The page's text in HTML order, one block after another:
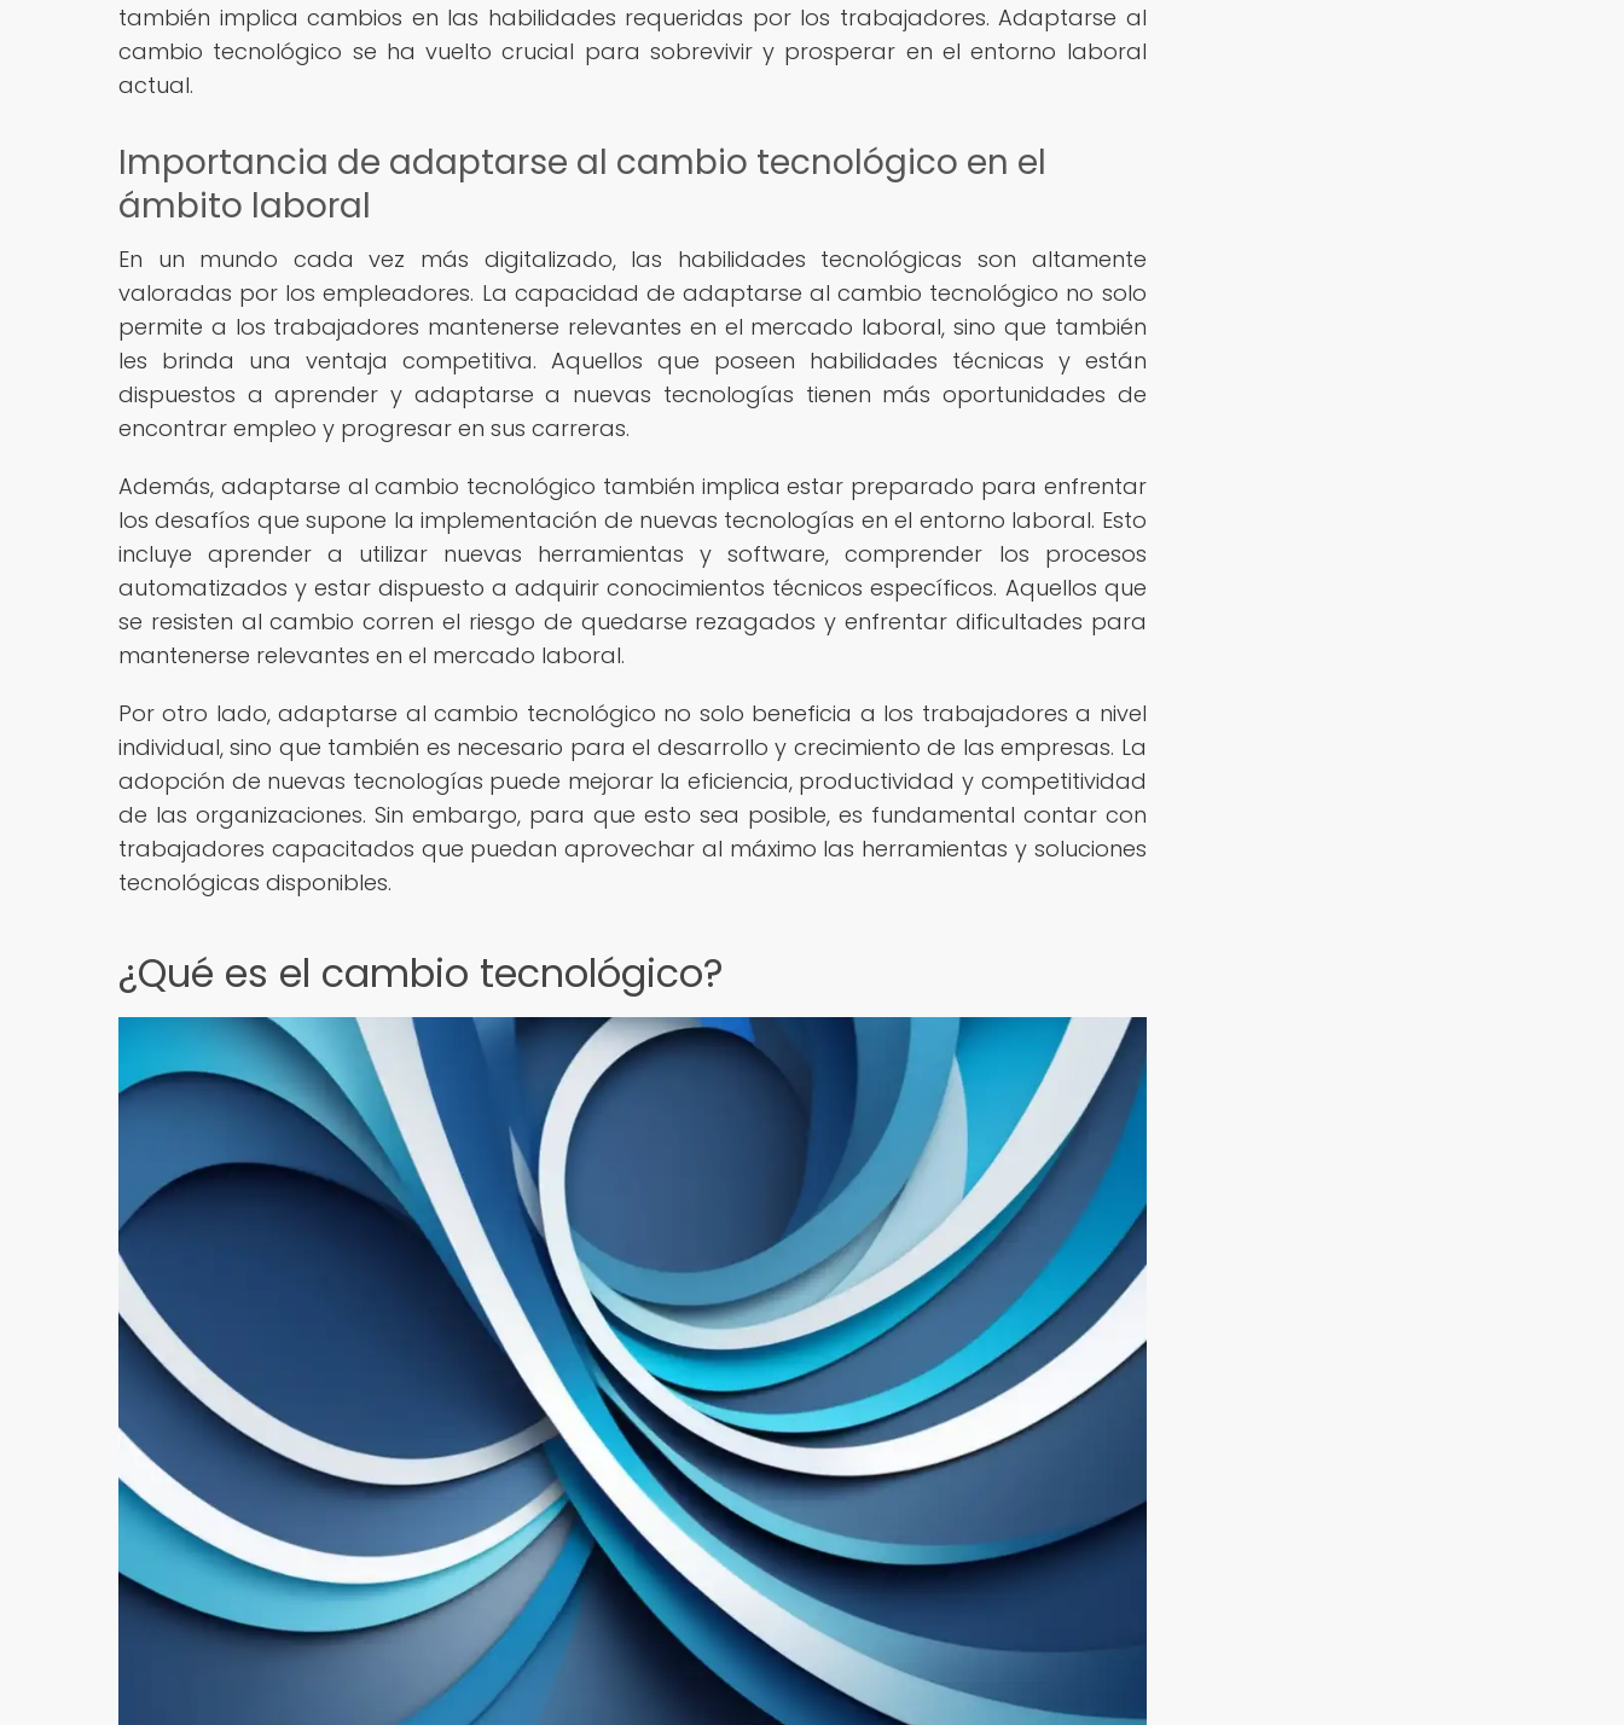
también implica cambios en las habilidades requeridas por los trabajadores. Adaptarse al
cambio tecnológico se ha vuelto crucial para sobrevivir y prosperar en el entorno laboral
actual.
Importancia de adaptarse al cambio tecnológico en el
ámbito laboral
En un mundo cada vez más digitalizado, las habilidades tecnológicas son altamente
valoradas por los empleadores. La capacidad de adaptarse al cambio tecnológico no solo
permite a los trabajadores mantenerse relevantes en el mercado laboral, sino que también
les brinda una ventaja competitiva. Aquellos que poseen habilidades técnicas y están
dispuestos a aprender y adaptarse a nuevas tecnologías tienen más oportunidades de
encontrar empleo y progresar en sus carreras.
Además, adaptarse al cambio tecnológico también implica estar preparado para enfrentar
los desafíos que supone la implementación de nuevas tecnologías en el entorno laboral. Esto
incluye aprender a utilizar nuevas herramientas y software, comprender los procesos
automatizados y estar dispuesto a adquirir conocimientos técnicos específicos. Aquellos que
se resisten al cambio corren el riesgo de quedarse rezagados y enfrentar dificultades para
mantenerse relevantes en el mercado laboral.
Por otro lado, adaptarse al cambio tecnológico no solo beneficia a los trabajadores a nivel
individual, sino que también es necesario para el desarrollo y crecimiento de las empresas. La
adopción de nuevas tecnologías puede mejorar la eficiencia, productividad y competitividad
de las organizaciones. Sin embargo, para que esto sea posible, es fundamental contar con
trabajadores capacitados que puedan aprovechar al máximo las herramientas y soluciones
tecnológicas disponibles.
¿Qué es el cambio tecnológico?